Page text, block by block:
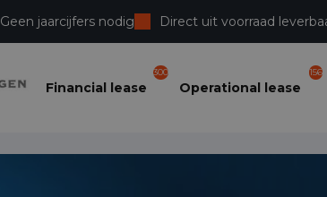
Geen jaarcijfers nodig Direct uit voorraad
Bedrijfswagenleasing
Financial lease
300
Operational lease
156